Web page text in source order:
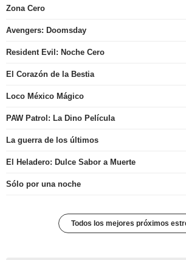
Zona Cero
Avengers: Doomsday
Resident Evil: Noche Cero
El Corazón de la Bestia
Loco México Mágico
PAW Patrol: La Dino Película
La guerra de los últimos
El Heladero: Dulce Sabor a Muerte
Sólo por una noche
Todos los mejores próximos